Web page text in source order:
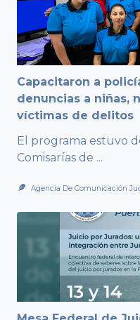
Capacitaron a
denuncias a niñas,
víctimas de delitos
El programa estuvo
Comisarías de ...
Agencia De Comunicación